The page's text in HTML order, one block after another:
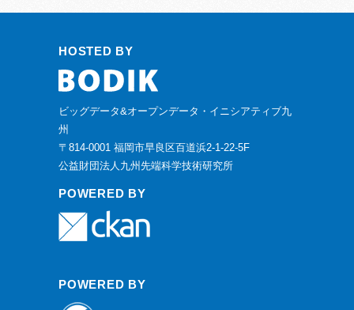
HOSTED BY
ビッグデータ&オープンデータ・イニシアティブ九
州
〒814-0001 福岡市早良区百道浜2-1-22-5F
公益財団法人九州先端科学技術研究所
POWERED BY
POWERED BY